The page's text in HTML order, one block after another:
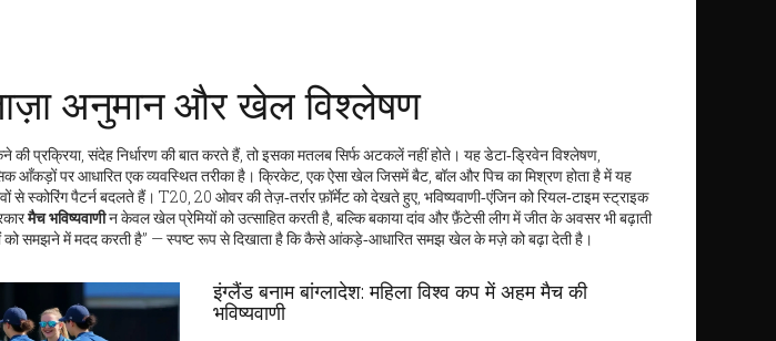
अनुमान और खेल विश्लेषण
की प्रक्रिया, संदेह निर्धारणकी बात करते हैं, तो इसका मतलब सिर्फ अटकलें नहीं होते। यह डेटा‑ड्रिवेन विश्लेषण,
आँकड़ों पर आधारित एक व्यवस्थित तरीका है। क्रिकेट, एक ऐसा खेल जिसमें बैट, बॉल और पिच का मिश्रण होता हैमें यह
से स्कोरिंग पैटर्न बदलते हैं। T20, 20 ओवर की तेज़‑तर्रार फ़ॉर्मेटको देखते हुए, भविष्यवाणी‑एंजिन को रियल‑टाइम स्ट्राइक
मैच भविष्यवाणीन केवल खेल प्रेमियों को उत्साहित करती है, बल्कि बकाया दांव और फ़ैंटेसी लीग में जीत के अवसर भी बढ़ाती
को समझने में मदद करती है” — स्पष्ट रूप से दिखाता है कि कैसे आंकड़े‑आधारित समझ खेल के मज़े को बढ़ा देती है।
इंग्लैंड बनाम बांग्लादेश: महिला विश्व कप में अहम मैच की
भविष्यवाणी